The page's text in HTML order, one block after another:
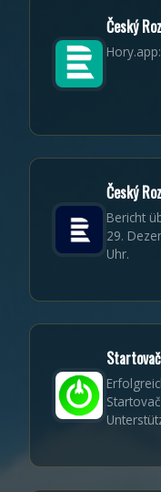
Český
Český
Bericht
29.
Uhr.
Startovač